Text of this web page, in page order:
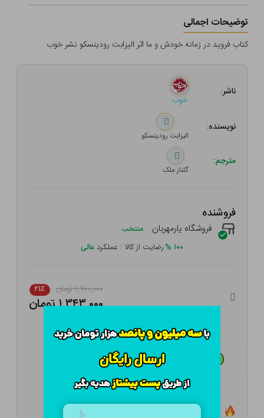
توضیحات اجمالی
کتاب فروید در زمانه خودش و ما اثر الیزابت رودینسکو نشر خوب
ناشر:
خوب
نویسنده:
الیزابت رودینسکو
مترجم:
گلناز ملک
فروشنده
فروشگاه یارمهربان منتخب
۱۰۰ %رضایت از کالا | عملکرد عالی
۱,۷۰۰,۰۰۰ تومان ۲۱٪
۱,۳۴۳,۰۰۰ تومان
هـر قسط با تــرب‌پــی: ۳۳۵,۷۵۰
تعداد ۳ عدد در انبار موجود است